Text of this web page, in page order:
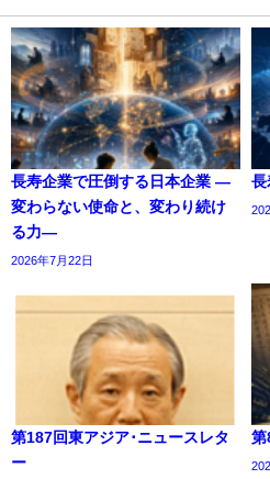
長寿企業で圧倒する日本企業 ―
変わらない使命と、変わり続け
る力―
2026年7月22日
長
第187回東アジア･ニュースレタ
ー
第